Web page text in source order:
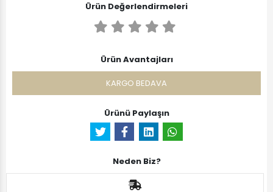
Ürün Değerlendirmeleri
Ürün Avantajları
KARGO BEDAVA
Ürünü Paylaşın
Neden Biz?